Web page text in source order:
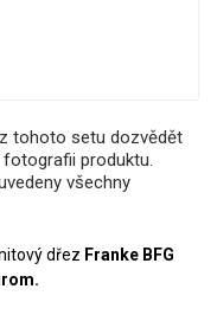
tohoto setu dozvědět
produktu.
všechny
dřez Franke BFG